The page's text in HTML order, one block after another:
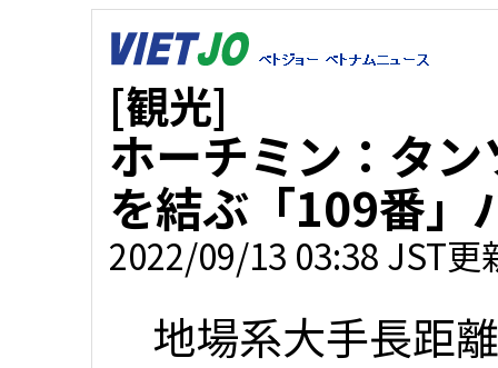
[観光]
ホーチミン：タ
を結ぶ「109番」
2022/09/13 03:38 JST更
地場系大手長距